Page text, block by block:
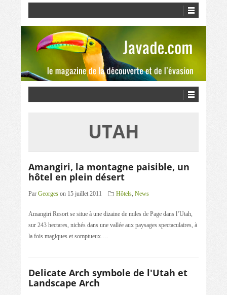
UTAH
Amangiri, la montagne paisible, un
hôtel en plein désert
Par Georges on 15 juillet 2011 Hôtels News
Amangiri Resort se situe à une dizaine de miles de Page dans l’Utah,
sur 243 hectares, nichés dans une vallée aux paysages spectaculaires, à
la fois magiques et somptueux….
Delicate Arch symbole de l'Utah et
Landscape Arch